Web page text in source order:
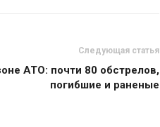
Следующая статья
АТО: почти 80 обстрелов,
погибшие и раненые